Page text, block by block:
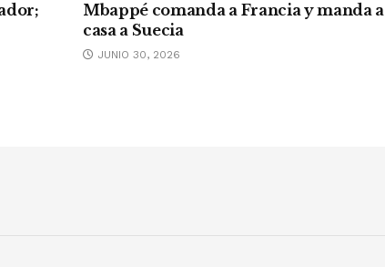
Mbappé comanda a Francia y manda a
casa a Suecia
JUNIO 30, 2026